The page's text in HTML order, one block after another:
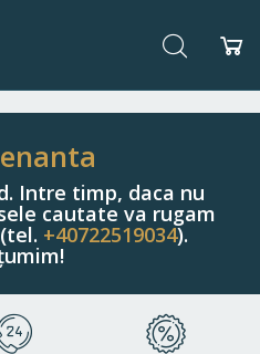
Căutare
Intre timp, daca nu
cautate va rugam
+40722519034).